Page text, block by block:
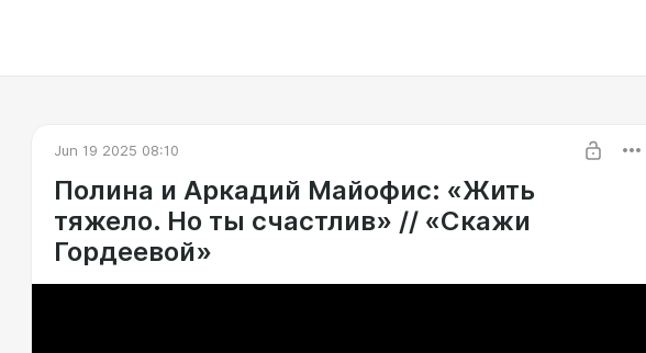
Jun 19 2025 08:10
Полина и Аркадий Майофис: «Жить
тяжело. Но ты счастлив» // «Скажи
Гордеевой»